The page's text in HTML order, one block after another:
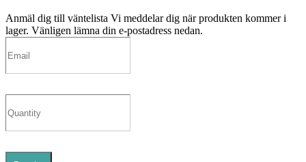
Anmäl dig till väntelista Vi meddelar dig när produkten kommer i
lager. Vänligen lämna din e-postadress nedan.